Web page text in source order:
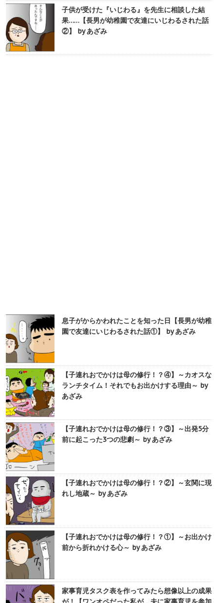
子供が受けた『いじわる』を先生に相談した結
果……【長男が幼稚園で友達にいじわるされた話
②】 by あざみ
息子がからかわれたことを知った日【長男が幼稚
園で友達にいじわるされた話①】 by あざみ
【子連れおでかけは母の修行！？④】～カオスな
ランチタイム！それでもお出かけする理由～ by
あざみ
【子連れおでかけは母の修行！？③】～出発5分
前に起こった3つの悲劇～ by あざみ
【子連れおでかけは母の修行！？②】～玄関に現
れし地蔵～ by あざみ
【子連れおでかけは母の修行！？①】～お出かけ
前から折れかける心～ by あざみ
家事育児タスク表を作ってみたら想像以上の成果